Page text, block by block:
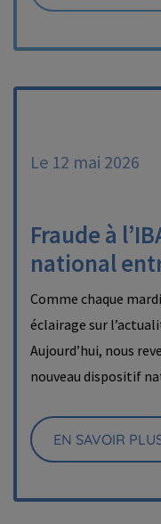
Le 12 mai 2026
Fraude à
national
Comme chaque
éclairage sur
Aujourd’hui, nous
nouveau dispositif
EN SAVOIR